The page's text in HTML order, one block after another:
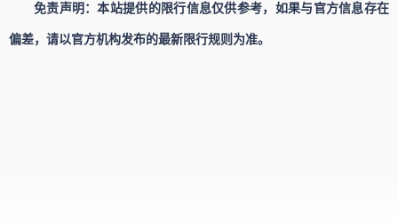
免责声明：本站提供的限行信息仅供参考，如果与官方信息存在
偏差，请以官方机构发布的最新限行规则为准。